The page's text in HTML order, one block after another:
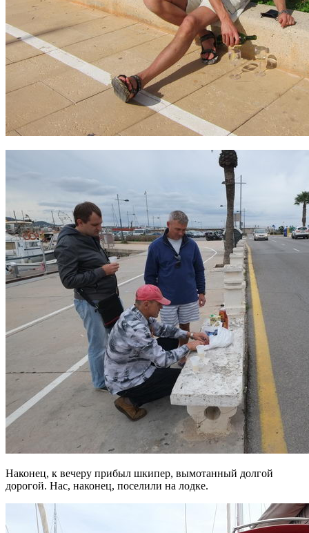
Наконец, к вечеру прибыл шкипер, вымотанный долгой
дорогой. Нас, наконец, поселили на лодке.